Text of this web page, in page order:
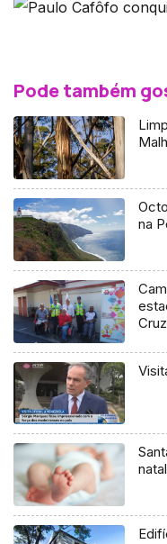
Pode também
na
Cruz